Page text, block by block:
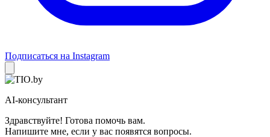
Подписаться на Instagram
AI-консультант
Здравствуйте! Готова помочь вам.
Напишите мне, если у вас появятся вопросы.